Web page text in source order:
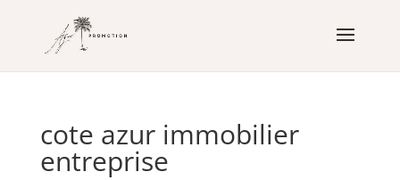
cote azur immobilier
entreprise